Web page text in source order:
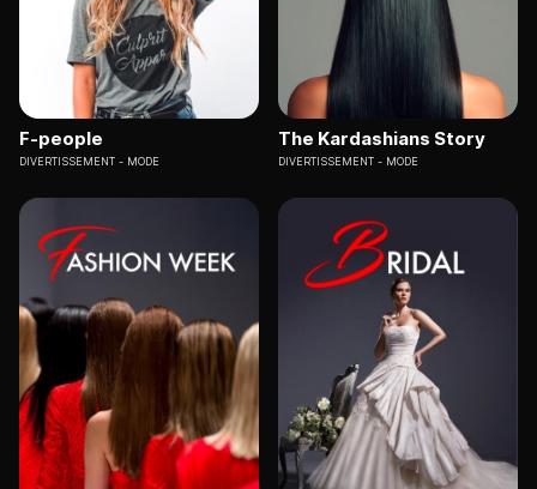
F-people
DIVERTISSEMENT MODE
The Kardashians Story
DIVERTISSEMENT MODE